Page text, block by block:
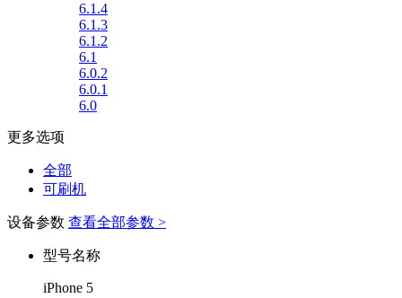
6.1.4
6.1.3
6.1.2
6.1
6.0.2
6.0.1
6.0
更多选项
全部
可刷机
设备参数 查看全部参数 >
型号名称
iPhone 5